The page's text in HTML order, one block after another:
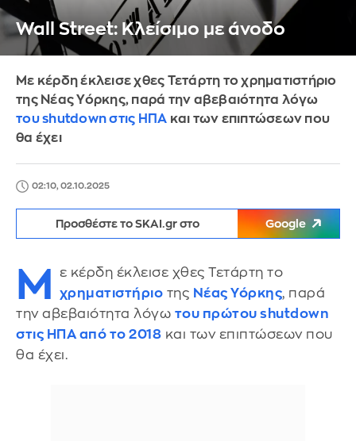
Wall Street: Κλείσιμο με άνοδο
Με κέρδη έκλεισε χθες Τετάρτη το χρηματιστήριο
της Νέας Υόρκης, παρά την αβεβαιότητα λόγω
του shutdown στις ΗΠΑ και των επιπτώσεων που
θα έχει
02:10, 02.10.2025
Προσθέστε το SKAI.gr στο Google
Μ
ε κέρδη έκλεισε χθες Τετάρτη το
χρηματιστήριο της Νέας Υόρκης, παρά
την αβεβαιότητα λόγω του πρώτου shutdown
στις ΗΠΑ από το 2018 και των επιπτώσεων που
θα έχει.